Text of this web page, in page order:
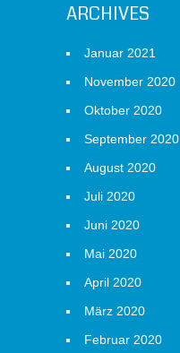
ARCHIVES
Januar 2021
November 2020
Oktober 2020
September 2020
August 2020
Juli 2020
Juni 2020
Mai 2020
April 2020
März 2020
Februar 2020